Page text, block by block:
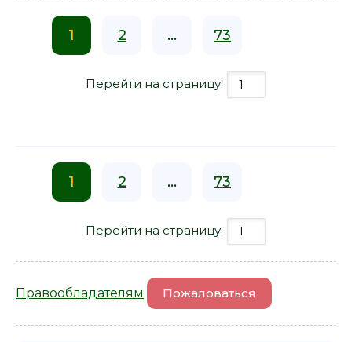
1 2 ... 73
Перейти на страницу:
1 2 ... 73
Перейти на страницу:
Правообладателям Пожаловаться